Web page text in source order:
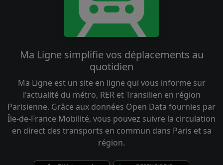
Ma Ligne simplifie vos déplacements au
quotidien
Ma Ligne est un site en ligne qui vous informe sur
l'actualité du métro, RER et Transilien en région
Parisienne. Grâce aux données Open Data fournies par
Île-de-France Mobilité, vous pouvez suivre la circulation
en direct des transports en commun dans Paris et sa
région.